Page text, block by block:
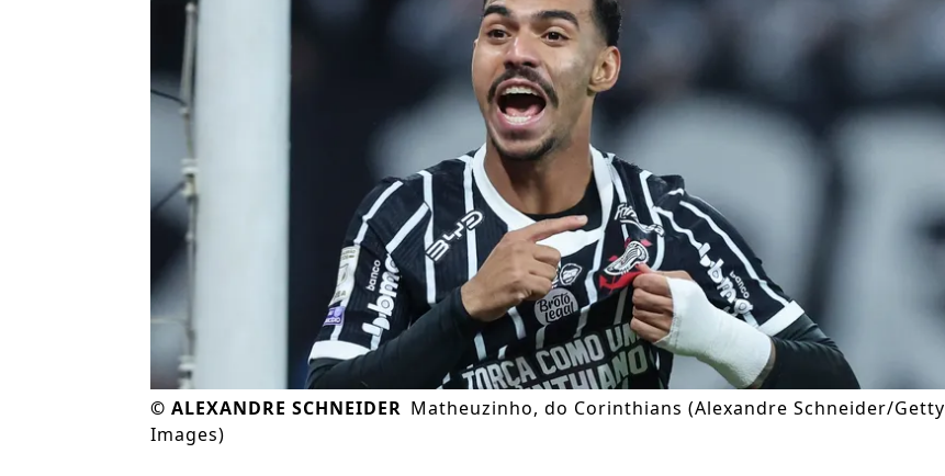
© ALEXANDRE SCHNEIDER Matheuzinho, do Corinthians (Alexandre Schneider/Getty
Images)